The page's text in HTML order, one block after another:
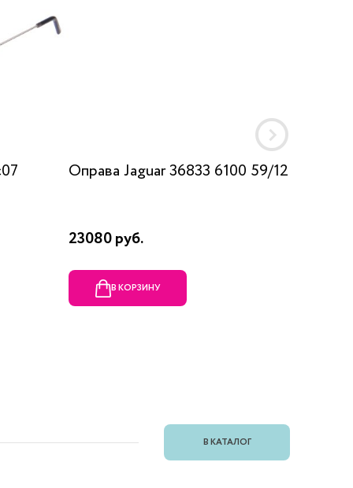
Оправа Jaguar 36833 6100 59/12
23080 руб.
В КОРЗИНУ
В КАТАЛОГ